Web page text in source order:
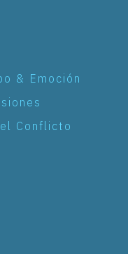
& Emoción
Conflicto